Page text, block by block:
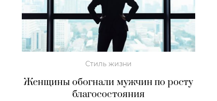
Стиль жизни
Женщины обогнали мужчин по росту
благосостояния